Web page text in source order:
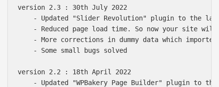
version 2.3 : 30th July 2022
- Updated "Slider Revolution" plugin to the
- Reduced page load time. So now your site
- More corrections in dummy data which
    - Some small bugs solved
version 2.2 : 18th April 2022
- Updated "WPBakery Page Builder" plugin to